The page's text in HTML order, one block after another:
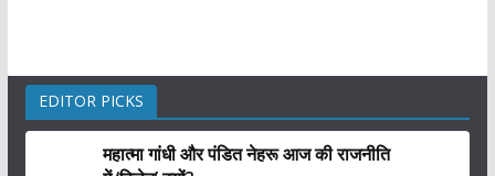
EDITOR PICKS
महात्मा गांधी और पंडित नेहरू आज की राजनीति